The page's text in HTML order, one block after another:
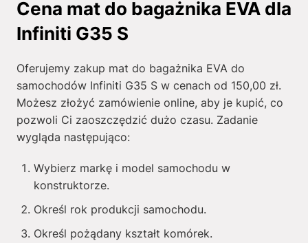
Cena mat do bagażnika EVA dla
Infiniti G35 S
Oferujemy zakup mat do bagażnika EVA do
samochodów Infiniti G35 S w cenach od 150,00 zł.
Możesz złożyć zamówienie online, aby je kupić, co
pozwoli Ci zaoszczędzić dużo czasu. Zadanie
wygląda następująco:
Wybierz markę i model samochodu w
konstruktorze.
Określ rok produkcji samochodu.
Określ pożądany kształt komórek.